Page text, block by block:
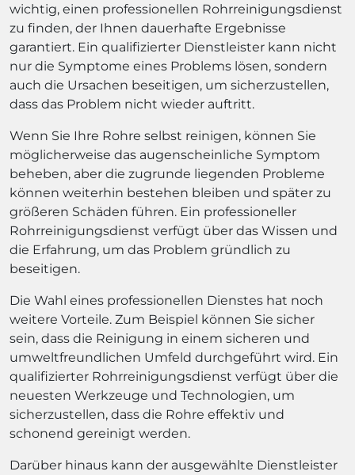
wichtig, einen professionellen Rohrreinigungsdienst
zu finden, der Ihnen dauerhafte Ergebnisse
garantiert. Ein qualifizierter Dienstleister kann nicht
nur die Symptome eines Problems lösen, sondern
auch die Ursachen beseitigen, um sicherzustellen,
dass das Problem nicht wieder auftritt.
Wenn Sie Ihre Rohre selbst reinigen, können Sie
möglicherweise das augenscheinliche Symptom
beheben, aber die zugrunde liegenden Probleme
können weiterhin bestehen bleiben und später zu
größeren Schäden führen. Ein professioneller
Rohrreinigungsdienst verfügt über das Wissen und
die Erfahrung, um das Problem gründlich zu
beseitigen.
Die Wahl eines professionellen Dienstes hat noch
weitere Vorteile. Zum Beispiel können Sie sicher
sein, dass die Reinigung in einem sicheren und
umweltfreundlichen Umfeld durchgeführt wird. Ein
qualifizierter Rohrreinigungsdienst verfügt über die
neuesten Werkzeuge und Technologien, um
sicherzustellen, dass die Rohre effektiv und
schonend gereinigt werden.
Darüber hinaus kann der ausgewählte Dienstleister